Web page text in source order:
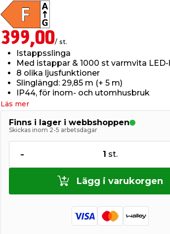
399,00/ st.
Istappsslinga
Med istappar & 1000 st varmvita
8 olika ljusfunktioner
Slinglängd: 29,85 m (+ 5 m)
IP44, för inom- och utomhusbruk
Läs mer
Finns i lager i webbshoppen
Skickas inom 2-5 arbetsdagar
- 1 st.
Lägg i varukorgen